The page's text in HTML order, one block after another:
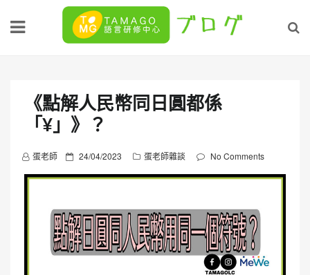
《點解人民幣同日圓都係
「¥」》？
蛋老師
P
o
e
d
o
24/04/2023 蛋老師雜談 No Comments